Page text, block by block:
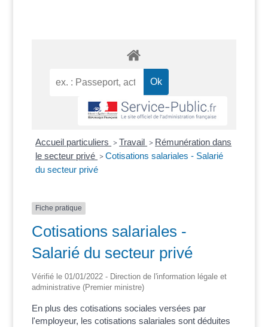
Accueil particuliers > Travail > Rémunération dans
le secteur privé > Cotisations salariales - Salarié
du secteur privé
Fiche pratique
Cotisations salariales -
Salarié du secteur privé
Vérifié le 01/01/2022 - Direction de l'information légale et
administrative (Premier ministre)
En plus des cotisations sociales versées par
l'employeur, les cotisations salariales sont déduites